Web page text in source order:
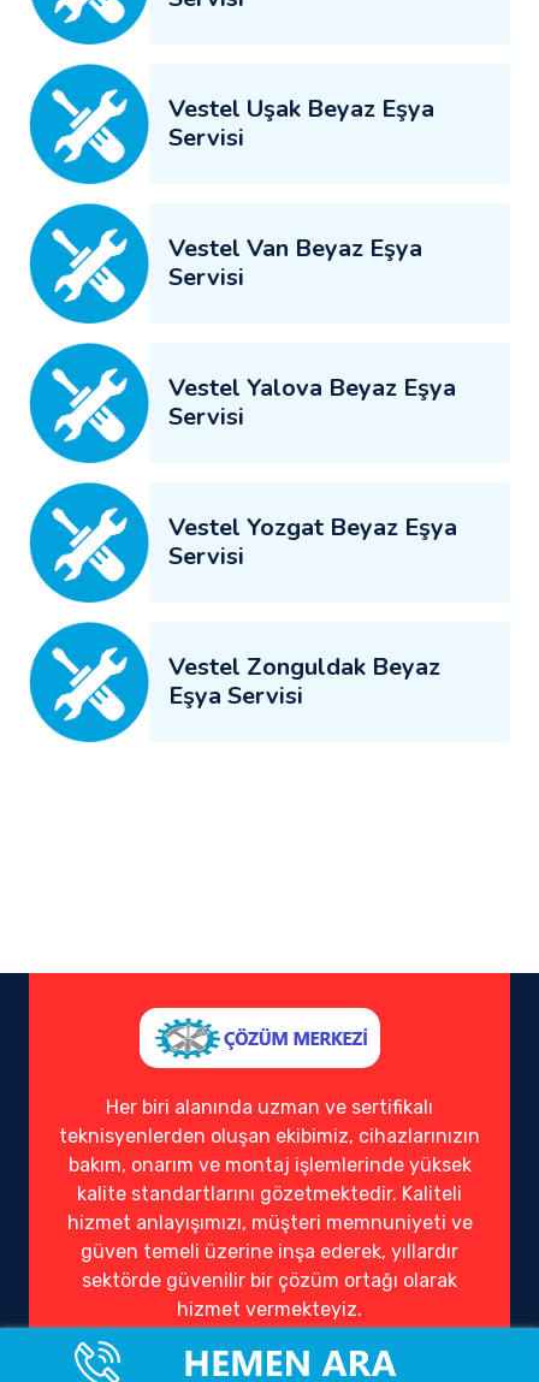
Vestel Uşak Beyaz Eşya
Servisi
Vestel Van Beyaz Eşya
Servisi
Vestel Yalova Beyaz Eşya
Servisi
Vestel Yozgat Beyaz Eşya
Servisi
Vestel Zonguldak Beyaz
Eşya Servisi
Her biri alanında uzman ve sertifikalı
teknisyenlerden oluşan ekibimiz, cihazlarınızın
bakım, onarım ve montaj işlemlerinde yüksek
kalite standartlarını gözetmektedir. Kaliteli
hizmet anlayışımızı, müşteri memnuniyeti ve
güven temeli üzerine inşa ederek, yıllardır
sektörde güvenilir bir çözüm ortağı olarak
hizmet vermekteyiz.